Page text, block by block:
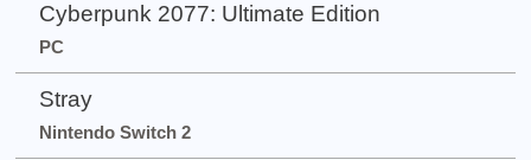
Cyberpunk 2077: Ultimate Edition
PC
Stray
Nintendo Switch 2